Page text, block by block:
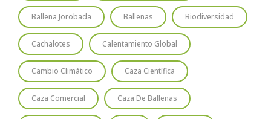
Ballena Jorobada Ballenas Biodiversidad
Cachalotes Calentamiento Global
Cambio Climático Caza Científica
Caza Comercial Caza De Ballenas